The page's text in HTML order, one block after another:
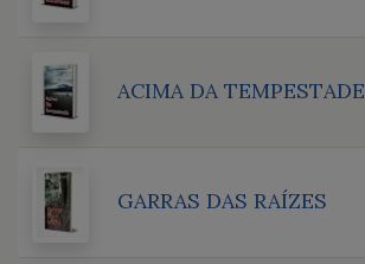
ACIMA DA TEMPESTADE
GARRAS DAS RAÍZES